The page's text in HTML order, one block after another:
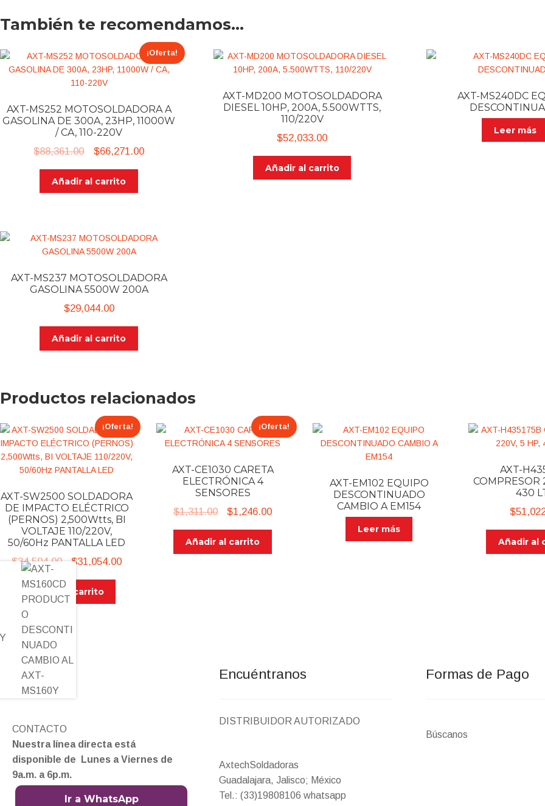
También te recomendamos…
AXT-MS252 MOTOSOLDADORA A
GASOLINA DE 300A, 23HP, 11000W
/ CA, 110-220V
¡Oferta!
$88,361.00
Original
price
was:
$66,271.00Current
Añadir al carrito
AXT-MD200 MOTOSOLDADORA
DIESEL 10HP, 200A, 5.500WTTS,
110/220V
$52,033.00
Añadir al carrito
AXT-MS240DC
Leer más
AXT-MS237 MOTOSOLDADORA
GASOLINA 5500W 200A
$29,044.00
Añadir al carrito
Productos relacionados
AXT-SW2500 SOLDADORA
DE IMPACTO ELÉCTRICO
(PERNOS) 2,500Wtts, BI
VOLTAJE 110/220V,
50/60Hz PANTALLA LED
¡Oferta!
$34,504.00
Original
price
was:
$31,054.00Current
Añadir al carrito
AXT-CE1030 CARETA
ELECTRÓNICA 4
SENSORES
¡Oferta!
$1,311.00
Original
price
was:
$1,246.00Current
price
Añadir al carrito
AXT-EM102 EQUIPO
DESCONTINUADO
CAMBIO A EM154
Leer más
AXT-
COMPRESOR
430
$
Añadir al
CONTACTO
Nuestra línea directa está
disponible de Lunes a Viernes de
9a.m. a 6p.m.
Ir a WhatsApp
Encuéntranos
DISTRIBUIDOR AUTORIZADO
AxtechSoldadoras
Guadalajara, Jalisco; México
Tel.: (33)19808106 whatsapp
Formas de Pago
Búscanos